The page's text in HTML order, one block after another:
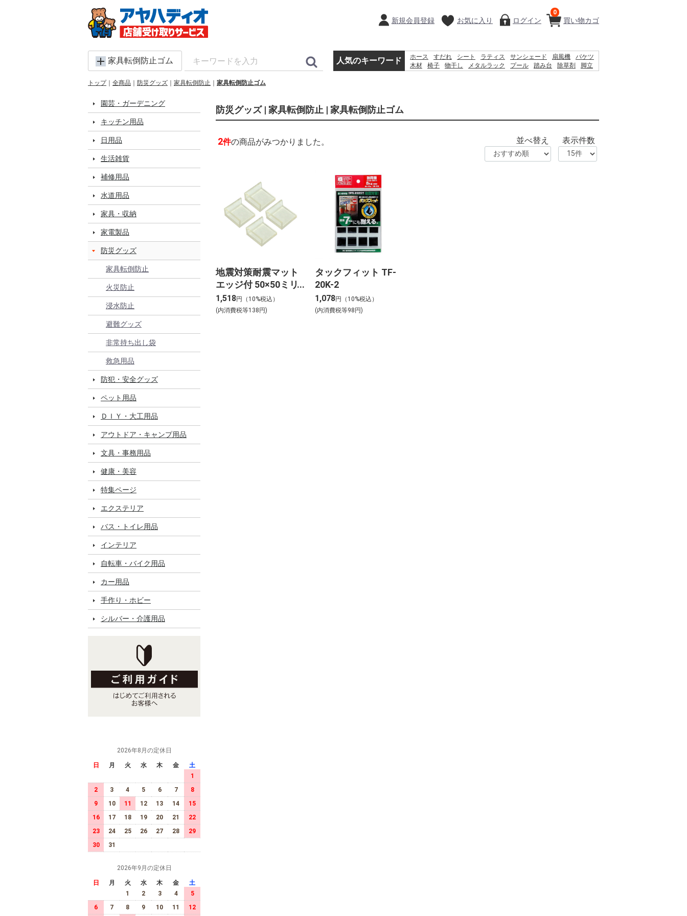
買い物カゴ
0
新規会員登録 お気に入り ログイン
家具転倒防止ゴム 人気のキーワード ホース すだれ シート ラティス サンシェード 扇風機
バケツ
木材
椅子 物干し メタルラック プール 踏み台 除草剤
脚立
トップ 全商品 防災グッズ 家具転倒防止 家具転倒防止ゴム
園芸・ガーデニング
キッチン用品
日用品
生活雑貨
補修用品
水道用品
家具・収納
家電製品
防災グッズ
家具転倒防止
火災防止
浸水防止
避難グッズ
非常持ち出し袋
救急用品
防犯・安全グッズ
ペット用品
ＤＩＹ・大工用品
アウトドア・キャンプ用品
文具・事務用品
健康・美容
特集ページ
エクステリア
バス・トイレ用品
インテリア
自転車・バイク用品
カー用品
手作り・ホビー
シルバー・介護用品
2026年8月の定休日
日 月 火 水 木 金
土
1
2
3 4 5 6 7
8
9
10 11 12 13 14
15
16
17 18 19 20 21
22
23
24 25 26 27 28
29
30
31
2026年9月の定休日
日 月 火 水 木 金
土
1
2 3 4
5
6
7 8 9 10 11 12
防災グッズ | 家具転倒防止 | 家具転倒防止ゴム
2件の商品がみつかりました。 並べ替え 表示件数
地震対策耐震マット
エッジ付 50×50ミリ
KEC-505
1,518円（10%税込）
(内消費税等138円)
タックフィット TF-
20K-2
1,078円（10%税込）
(内消費税等98円)